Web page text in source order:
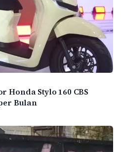
Honda Stylo 160 CBS
Bulan